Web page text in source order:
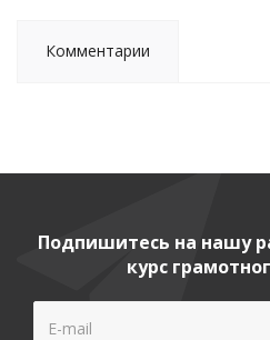
Комментарии
Подпишитесь на нашу
курс